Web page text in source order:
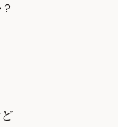
?